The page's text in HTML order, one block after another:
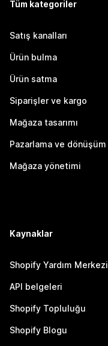
Tüm kategoriler
Satış kanalları
Ürün bulma
Ürün satma
Siparişler ve kargo
Mağaza tasarımı
Pazarlama ve dönüşüm
Mağaza yönetimi
Kaynaklar
Shopify Yardım Merkezi
API belgeleri
Shopify Topluluğu
Shopify Blogu